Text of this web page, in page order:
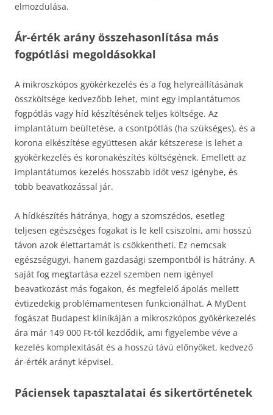
elmozdulása.
Ár-érték arány összehasonlítása más
fogpótlási megoldásokkal
A mikroszkópos gyökérkezelés és a fog helyreállításának
összköltsége kedvezőbb lehet, mint egy implantátumos
fogpótlás vagy híd készítésének teljes költsége. Az
implantátum beültetése, a csontpótlás (ha szükséges), és a
korona elkészítése együttesen akár kétszerese is lehet a
gyökérkezelés és koronakészítés költségének. Emellett az
implantátumos kezelés hosszabb időt vesz igénybe, és
több beavatkozással jár.
A hídkészítés hátránya, hogy a szomszédos, esetleg
teljesen egészséges fogakat is le kell csiszolni, ami hosszú
távon azok élettartamát is csökkentheti. Ez nemcsak
egészségügyi, hanem gazdasági szempontból is hátrány. A
saját fog megtartása ezzel szemben nem igényel
beavatkozást más fogakon, és megfelelő ápolás mellett
évtizedekig problémamentesen funkcionálhat. A MyDent
fogászat Budapest klinikáján a mikroszkópos gyökérkezelés
ára már 149 000 Ft-tól kezdődik, ami figyelembe véve a
kezelés komplexitását és a hosszú távú előnyöket, kedvező
ár-érték arányt képvisel.
Páciensek tapasztalatai és sikertörténetek